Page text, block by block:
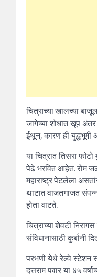
चित्राच्या खालच्या
जागेच्या शोधात खूप
ईथून, कारण ही युद्धभूमी
या चित्रात तिसरा
पेढे भरवित आहेत. रोम
महाराष्ट्र पेटलेला
थाटात वाजतगाजत
होता वाटते.
चित्राच्या शेवटी
संविधानासाठी
परभणी येथे रेल्वे स्टेशन
दत्तराम पवार या ४५